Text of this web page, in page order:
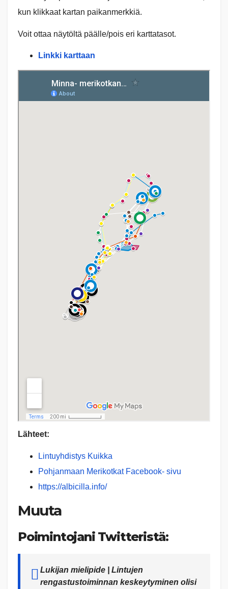
kun klikkaat kartan paikanmerkkiä.
Voit ottaa näytöltä päälle/pois eri karttatasot.
Linkki karttaan
Lähteet:
Lintuyhdistys Kuikka
Pohjanmaan Merikotkat Facebook- sivu
https://albicilla.info/
Muuta
Poimintojani Twitteristä:
Lukijan mielipide | Lintujen
rengastustoiminnan keskeytyminen olisi